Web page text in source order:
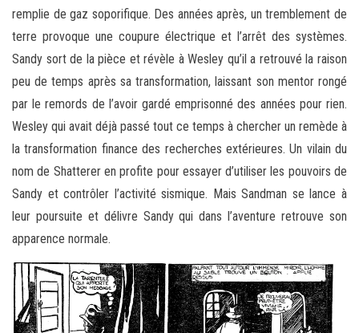
remplie de gaz soporifique. Des années après, un tremblement de
terre provoque une coupure électrique et l’arrêt des systèmes.
Sandy sort de la pièce et révèle à Wesley qu’il a retrouvé la raison
peu de temps après sa transformation, laissant son mentor rongé
par le remords de l’avoir gardé emprisonné des années pour rien.
Wesley qui avait déjà passé tout ce temps à chercher un remède à
la transformation finance des recherches extérieures. Un vilain du
nom de Shatterer en profite pour essayer d’utiliser les pouvoirs de
Sandy et contrôler l’activité sismique. Mais Sandman se lance à
leur poursuite et délivre Sandy qui dans l’aventure retrouve son
apparence normale.